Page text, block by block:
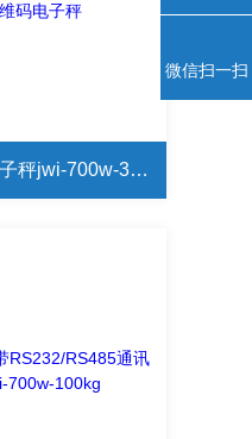
钰恒（jadever）电子秤jwi-700w-300kg连接打印二维码电子秤
微信扫一扫